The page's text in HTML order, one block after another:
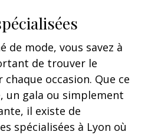
de mode, vous savez à
de trouver le
occasion. Que ce
un gala ou simplement
il existe de
spécialisées à Lyon où